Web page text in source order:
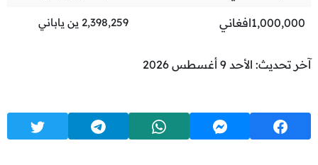
1,000,000افغاني 2,398,259 ين ياباني
آخر تحديث: الأحد 9 أغسطس 2026